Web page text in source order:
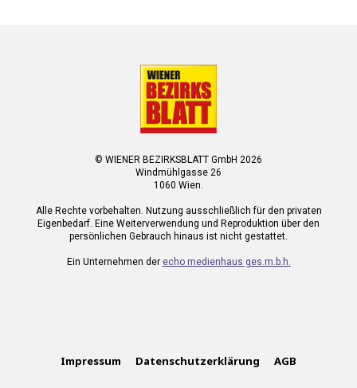
© WIENER BEZIRKSBLATT GmbH 2026
Windmühlgasse 26
1060 Wien.
Alle Rechte vorbehalten. Nutzung ausschließlich für den privaten
Eigenbedarf. Eine Weiterverwendung und Reproduktion über den
persönlichen Gebrauch hinaus ist nicht gestattet.
Ein Unternehmen der echo medienhaus ges.m.b.h.
Impressum Datenschutzerklärung AGB